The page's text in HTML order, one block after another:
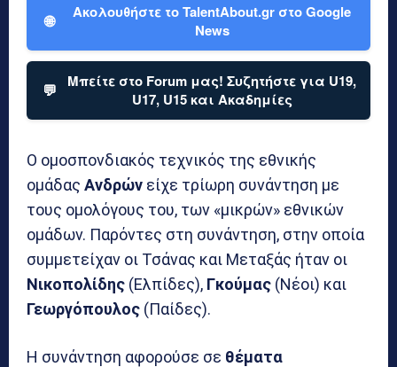
🌐
Ακολουθήστε το TalentAbout.gr στο Google
News
💬
Μπείτε στο Forum μας! Συζητήστε για U19,
U17, U15 και Ακαδημίες
Ο ομοσπονδιακός τεχνικός της εθνικής
ομάδας Ανδρών είχε τρίωρη συνάντηση με
τους ομολόγους του, των «μικρών» εθνικών
ομάδων. Παρόντες στη συνάντηση, στην οποία
συμμετείχαν οι Τσάνας και Μεταξάς ήταν οι
Νικοπολίδης (Ελπίδες), Γκούμας (Νέοι) και
Γεωργόπουλος (Παίδες).
Η συνάντηση αφορούσε σε θέματα